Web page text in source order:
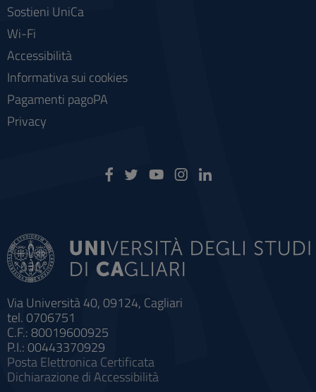
Via Università 40, 09124, Cagliari
tel. 0706751
C.F.: 80019600925
P.I.: 00443370929
Posta Elettronica Certificata
Dichiarazione di Accessibilità
Sostieni UniCa
Wi-Fi
Accessibilità
Informativa sui cookies
Pagamenti pagoPA
Privacy